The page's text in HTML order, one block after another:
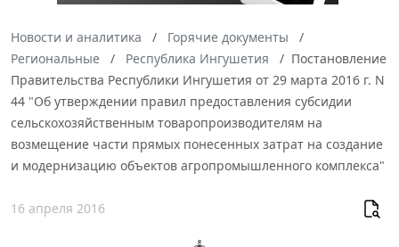
Новости и аналитика
Горячие документы
Региональные
Республика Ингушетия
Постановление
Правительства Республики Ингушетия от 29 марта 2016 г. N
44 "Об утверждении правил предоставления субсидии
сельскохозяйственным товаропроизводителям на
возмещение части прямых понесенных затрат на создание
и модернизацию объектов агропромышленного комплекса"
16 апреля 2016